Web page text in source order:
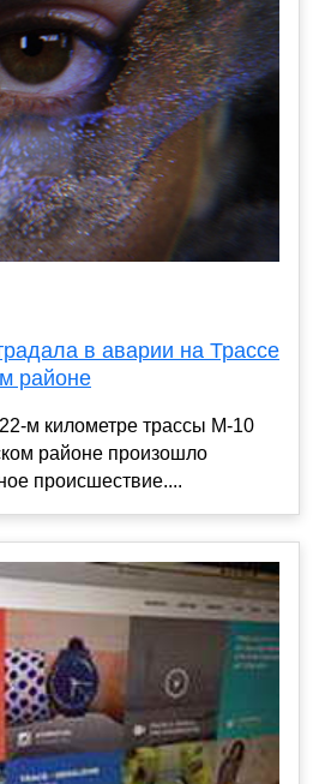
в аварии на Трассе
районе
м километре трассы М-10
районе произошло
происшествие....